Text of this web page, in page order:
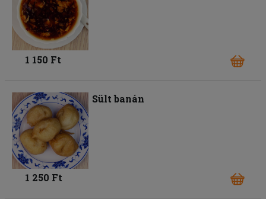
1 150 Ft
Sült banán
1 250 Ft